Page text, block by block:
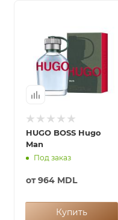
HUGO BOSS Hugo
Man
Под заказ
от964 MDL
Купить